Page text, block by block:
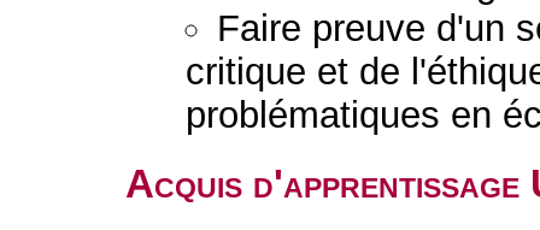
Faire preuve d'un
critique et de
problématiques en
Acquis d'apprentissage